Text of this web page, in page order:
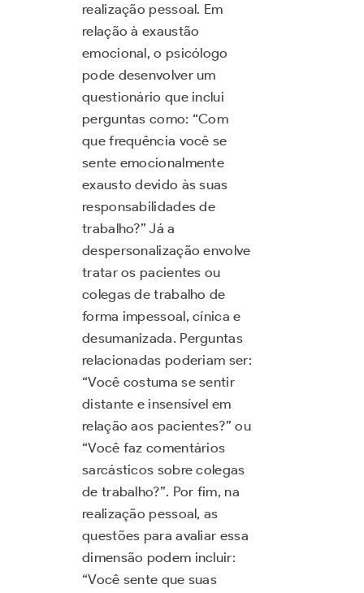
realização pessoal. Em
relação à exaustão
emocional, o psicólogo
pode desenvolver um
questionário que inclui
perguntas como: “Com
que frequência você se
sente emocionalmente
exausto devido às suas
responsabilidades de
trabalho?” Já a
despersonalização envolve
tratar os pacientes ou
colegas de trabalho de
forma impessoal, cínica e
desumanizada. Perguntas
relacionadas poderiam ser:
“Você costuma se sentir
distante e insensível em
relação aos pacientes?” ou
“Você faz comentários
sarcásticos sobre colegas
de trabalho?”. Por fim, na
realização pessoal, as
questões para avaliar essa
dimensão podem incluir:
“Você sente que suas